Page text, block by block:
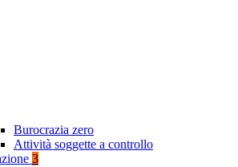
Burocrazia zero
Attività soggette a controllo
3